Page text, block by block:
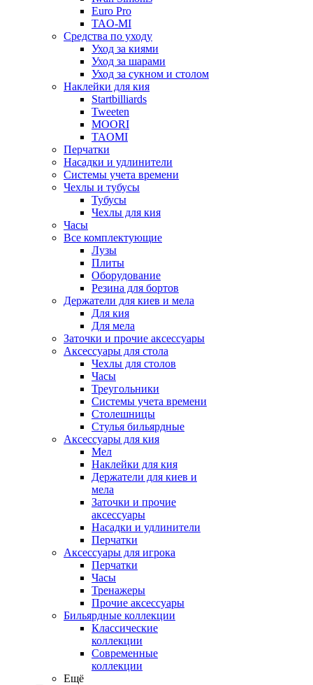
Euro Pro
TAO-MI
Средства по уходу
Уход за киями
Уход за шарами
Уход за сукном и столом
Наклейки для кия
Startbilliards
Tweeten
MOORI
TAOMI
Перчатки
Насадки и удлинители
Системы учета времени
Чехлы и тубусы
Тубусы
Чехлы для кия
Часы
Все комплектующие
Лузы
Плиты
Оборудование
Резина для бортов
Держатели для киев и мела
Для кия
Для мела
Заточки и прочие аксессуары
Аксессуары для стола
Чехлы для столов
Часы
Треугольники
Системы учета времени
Столешницы
Стулья бильярдные
Аксессуары для кия
Мел
Наклейки для кия
Держатели для киев и
мела
Заточки и прочие
аксессуары
Насадки и удлинители
Перчатки
Аксессуары для игрока
Перчатки
Часы
Тренажеры
Прочие аксессуары
Бильярдные коллекции
Классические
коллекции
Современные
коллекции
Ещё